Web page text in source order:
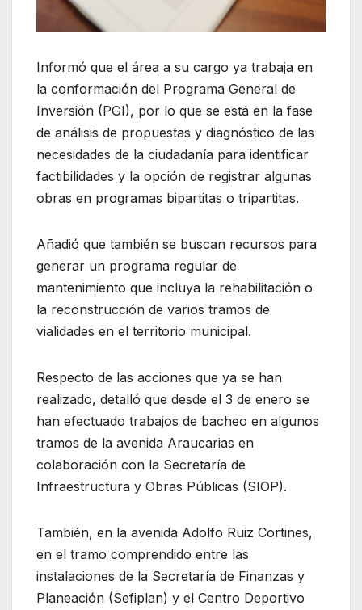
Informó que el área a su cargo ya trabaja en
la conformación del Programa General de
Inversión (PGI), por lo que se está en la fase
de análisis de propuestas y diagnóstico de las
necesidades de la ciudadanía para identificar
factibilidades y la opción de registrar algunas
obras en programas bipartitas o tripartitas.
Añadió que también se buscan recursos para
generar un programa regular de
mantenimiento que incluya la rehabilitación o
la reconstrucción de varios tramos de
vialidades en el territorio municipal.
Respecto de las acciones que ya se han
realizado, detalló que desde el 3 de enero se
han efectuado trabajos de bacheo en algunos
tramos de la avenida Araucarias en
colaboración con la Secretaría de
Infraestructura y Obras Públicas (SIOP).
También, en la avenida Adolfo Ruiz Cortines,
en el tramo comprendido entre las
instalaciones de la Secretaría de Finanzas y
Planeación (Sefiplan) y el Centro Deportivo